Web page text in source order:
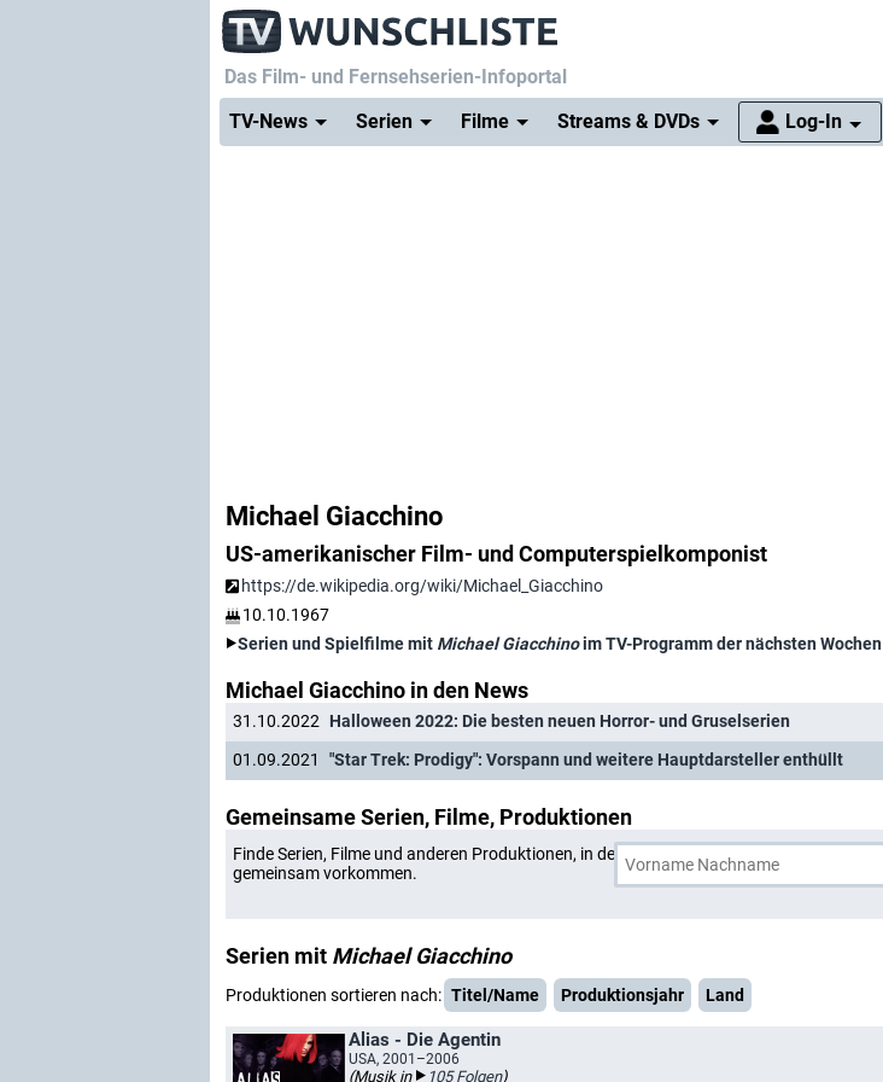
Das Film- und Fernsehserien-Infoportal
TV-News
Serien Filme Streams & DVDs Log-In
Michael Giacchino
US-amerikanischer Film- und Computerspielkomponist
https://de.wikipedia.org/wiki/Michael_Giacchino
10.10.1967
Serien und Spielfilme mit Michael Giacchinoim TV-Programm der nächsten Wochen
Michael Giacchino in den News
31.10.2022 Halloween 2022: Die besten neuen Horror- und Gruselserien
01.09.2021
"Star Trek: Prodigy": Vorspann und weitere Hauptdarsteller enthüllt
Gemeinsame Serien, Filme, Produktionen
Finde Serien, Filme und anderen Produktionen, in denen Michael Giacchino
gemeinsam vorkommen.
Serien mit Michael Giacchino
Produktionen sortieren nach: Titel/Name Produktionsjahr Land
Alias - Die Agentin
USA, 2001–2006
(Musik in 105 Folgen)